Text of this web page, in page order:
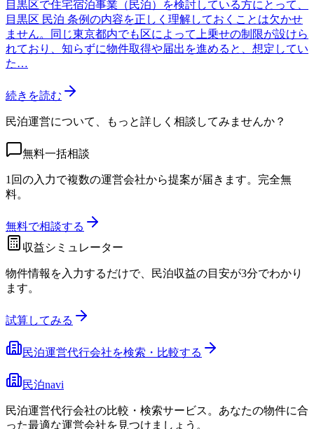
目黒区で住宅宿泊事業（民泊）を検討している方にとって、
目黒区 民泊 条例の内容を正しく理解しておくことは欠かせ
ません。同じ東京都内でも区によって上乗せの制限が設けら
れており、知らずに物件取得や届出を進めると、想定してい
た…
続きを読む
民泊運営について、もっと詳しく相談してみませんか？
無料一括相談
1回の入力で複数の運営会社から提案が届きます。完全無
料。
無料で相談する
収益シミュレーター
物件情報を入力するだけで、民泊収益の目安が3分でわかり
ます。
試算してみる
民泊運営代行会社を検索・比較する
民泊navi
民泊運営代行会社の比較・検索サービス。あなたの物件に合
った最適な運営会社を見つけましょう。